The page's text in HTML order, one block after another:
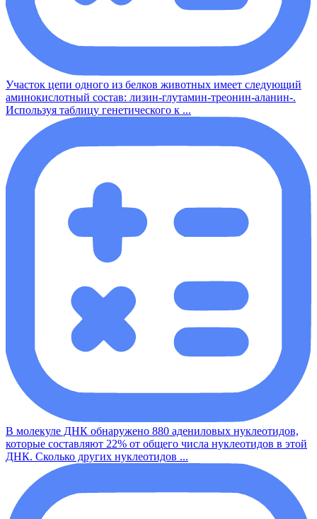
Участок цепи одного из белков животных имеет следующий
аминокислотный состав: лизин-глутамин-треонин-аланин-.
Используя таблицу генетического к ...
В молекуле ДНК обнаружено 880 адениловых нуклеотидов,
которые составляют 22% от общего числа нуклеотидов в этой
ДНК. Сколько других нуклеотидов ...